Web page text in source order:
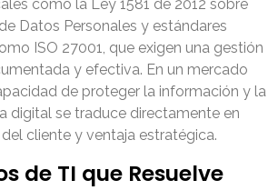
como la Ley 1581 de 2012 sobre
Datos Personales y estándares
ISO 27001, que exigen una gestión
y efectiva. En un mercado
de proteger la información y la
digital se traduce directamente en
cliente y ventaja estratégica.
de TI que Resuelve